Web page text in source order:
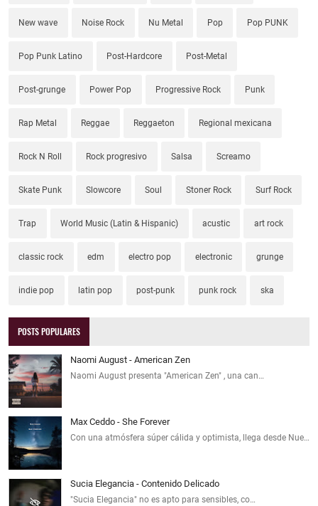
New wave Noise Rock Nu Metal Pop Pop PUNK
Pop Punk Latino Post-Hardcore Post-Metal
Post-grunge Power Pop Progressive Rock Punk
Rap Metal Reggae Reggaeton Regional mexicana
Rock N Roll Rock progresivo Salsa Screamo
Skate Punk Slowcore Soul Stoner Rock Surf Rock
Trap World Music (Latin & Hispanic) acustic art rock
classic rock edm electro pop electronic grunge
indie pop latin pop post-punk punk rock ska
POSTS POPULARES
Naomi August - American Zen
Naomi August presenta "American Zen" , una can…
Max Ceddo - She Forever
Con una atmósfera súper cálida y optimista, llega desde Nue…
Sucia Elegancia - Contenido Delicado
"Sucia Elegancia" no es apto para sensibles, co…